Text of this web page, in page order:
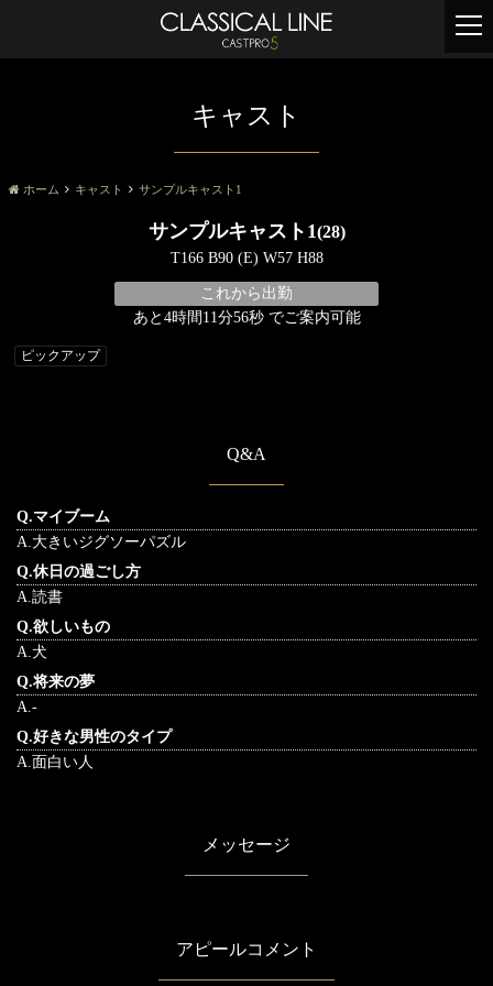
キャスト
ホーム キャスト サンプルキャスト1
サンプルキャスト1(28)
T166 B90 (E) W57 H88
これから出勤
あと 4時間11分56秒 でご案内可能
ピックアップ
Q&A
Q.マイブーム
A.大きいジグソーパズル
Q.休日の過ごし方
A.読書
Q.欲しいもの
A.犬
Q.将来の夢
A.-
Q.好きな男性のタイプ
A.面白い人
メッセージ
アピールコメント
t